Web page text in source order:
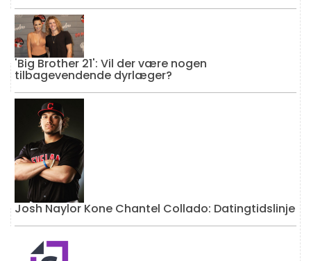
'Big Brother 21': Vil der være nogen
tilbagevendende dyrlæger?
Josh Naylor Kone Chantel Collado: Datingtidslinje